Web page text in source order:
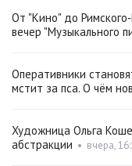
От "Кино" до
вечер "Музыкального
Оперативники
мстит за пса. О чём
Художница Ольга
абстракции • вчера,